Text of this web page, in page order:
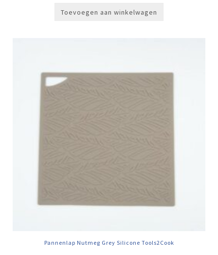
Toevoegen aan winkelwagen
Pannenlap Nutmeg Grey Silicone Tools2Cook